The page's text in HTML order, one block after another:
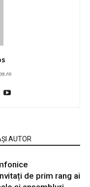
AUTOR
de prim rang ai